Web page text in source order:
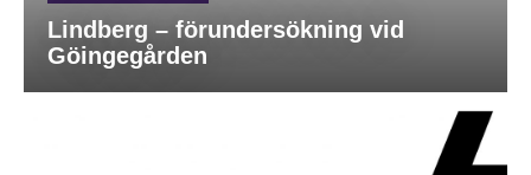
Lindberg – förundersökning vid
Göingegården